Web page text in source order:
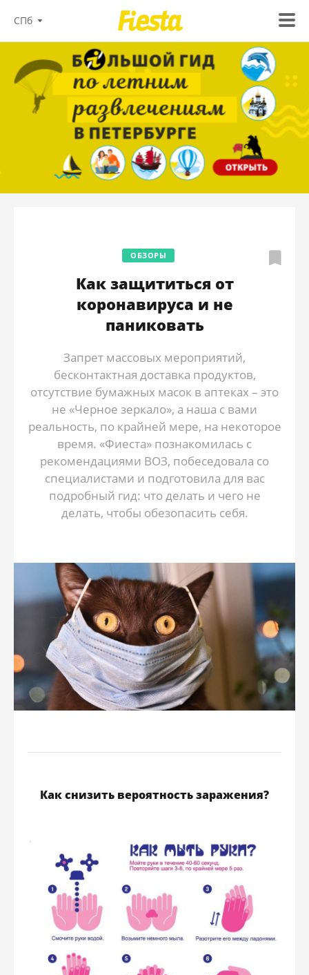
СПб
ОБЗОРЫ
Как защититься от
коронавируса и не
паниковать
Запрет массовых мероприятий,
бесконтактная доставка продуктов,
отсутствие бумажных масок в аптеках – это
не «Черное зеркало», а наша с вами
реальность, по крайней мере, на некоторое
время. «Фиеста» познакомилась с
рекомендациями ВОЗ, побеседовала со
специалистами и подготовила для вас
подробный гид: что делать и чего не
делать, чтобы обезопасить себя.
Как снизить вероятность заражения?